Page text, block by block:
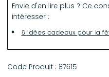
Envie d'en lire plus ? Ce
intéresser :
6 idées cadeaux pour la
Code Produit : 87615